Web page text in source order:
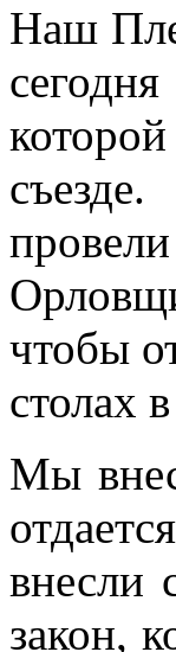
Наш
чтобы
столах
Мы
внесли
закон,